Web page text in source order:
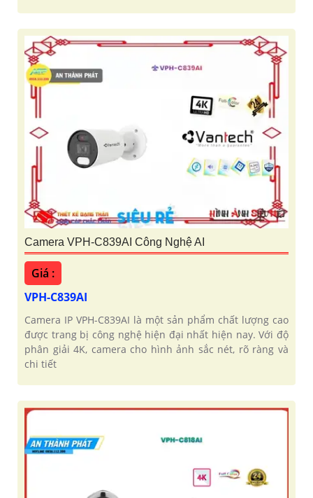
Camera VPH-C839AI Công Nghệ AI
Giá :
VPH-C839AI
Camera IP VPH-C839AI là một sản phẩm chất lượng cao
được trang bị công nghệ hiện đại nhất hiện nay. Với độ
phân giải 4K, camera cho hình ảnh sắc nét, rõ ràng và
chi tiết